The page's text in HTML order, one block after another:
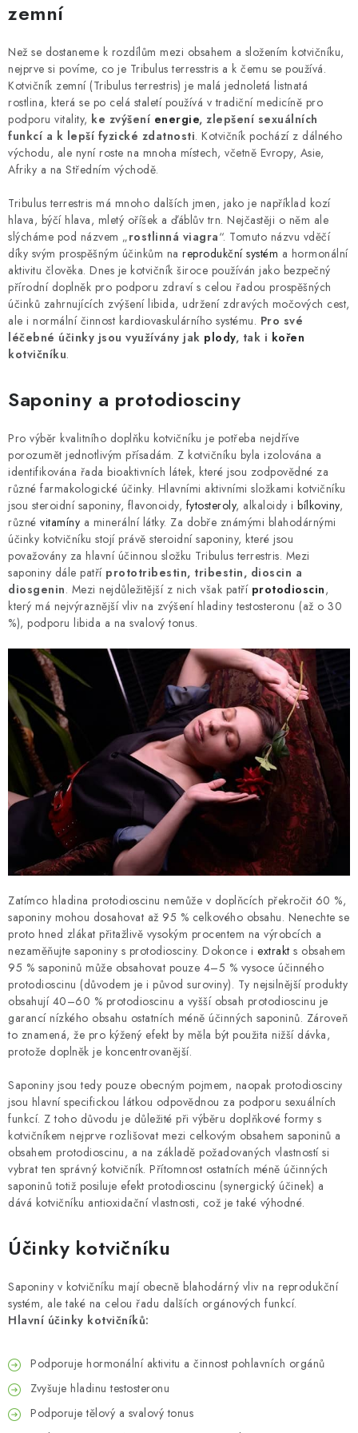
zemní
Než se dostaneme k rozdílům mezi obsahem a složením kotvičníku,
nejprve si povíme, co je Tribulus terresstris a k čemu se používá.
Kotvičník zemní (Tribulus terrestris) je malá jednoletá listnatá
rostlina, která se po celá staletí používá v tradiční medicíně pro
podporu vitality, ke zvýšení energie, zlepšení sexuálních
funkcí a k lepší fyzické zdatnosti. Kotvičník pochází z dálného
východu, ale nyní roste na mnoha místech, včetně Evropy, Asie,
Afriky a na Středním východě.
Tribulus terrestris má mnoho dalších jmen, jako je například kozí
hlava, býčí hlava, mletý oříšek a ďáblův trn. Nejčastěji o něm ale
slýcháme pod názvem „rostlinná viagra“. Tomuto názvu vděčí
díky svým prospěšným účinkům na reprodukční systém a hormonální
aktivitu člověka. Dnes je kotvičník široce používán jako bezpečný
přírodní doplněk pro podporu zdraví s celou řadou prospěšných
účinků zahrnujících zvýšení libida, udržení zdravých močových cest,
ale i normální činnost kardiovaskulárního systému. Pro své
léčebné účinky jsou využívány jak plody, tak i kořen
kotvičníku.
Saponiny a protodiosciny
Pro výběr kvalitního doplňku kotvičníku je potřeba nejdříve
porozumět jednotlivým přísadám. Z kotvičníku byla izolována a
identifikována řada bioaktivních látek, které jsou zodpovědné za
různé farmakologické účinky. Hlavními aktivními složkami kotvičníku
jsou steroidní saponiny, flavonoidy, fytosteroly, alkaloidy i bílkoviny,
různé vitamíny a minerální látky. Za dobře známými blahodárnými
účinky kotvičníku stojí právě steroidní saponiny, které jsou
považovány za hlavní účinnou složku Tribulus terrestris. Mezi
saponiny dále patří prototribestin, tribestin, dioscin a
diosgenin. Mezi nejdůležitější z nich však patří protodioscin,
který má nejvýraznější vliv na zvýšení hladiny testosteronu (až o 30
%), podporu libida a na svalový tonus.
Zatímco hladina protodioscinu nemůže v doplňcích překročit 60 %,
saponiny mohou dosahovat až 95 % celkového obsahu. Nenechte se
proto hned zlákat přitažlivě vysokým procentem na výrobcích a
nezaměňujte saponiny s protodiosciny. Dokonce i extrakt s obsahem
95 % saponinů může obsahovat pouze 4–5 % vysoce účinného
protodioscinu (důvodem je i původ suroviny). Ty nejsilnější produkty
obsahují 40–60 % protodioscinu a vyšší obsah protodioscinu je
garancí nízkého obsahu ostatních méně účinných saponinů. Zároveň
to znamená, že pro kýžený efekt by měla být použita nižší dávka,
protože doplněk je koncentrovanější.
Saponiny jsou tedy pouze obecným pojmem, naopak protodiosciny
jsou hlavní specifickou látkou odpovědnou za podporu sexuálních
funkcí. Z toho důvodu je důležité při výběru doplňkové formy s
kotvičníkem nejprve rozlišovat mezi celkovým obsahem saponinů a
obsahem protodioscinu, a na základě požadovaných vlastností si
vybrat ten správný kotvičník. Přítomnost ostatních méně účinných
saponinů totiž posiluje efekt protodioscinu (synergický účinek) a
dává kotvičníku antioxidační vlastnosti, což je také výhodné.
Účinky kotvičníku
Saponiny v kotvičníku mají obecně blahodárný vliv na reprodukční
systém, ale také na celou řadu dalších orgánových funkcí.
Hlavní účinky kotvičníků:
Podporuje hormonální aktivitu a činnost pohlavních orgánů
Zvyšuje hladinu testosteronu
Podporuje tělový a svalový tonus